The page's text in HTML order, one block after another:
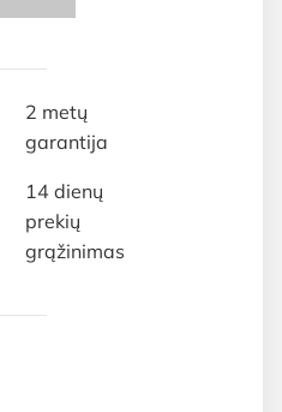
2 metų
garantija
14 dienų
prekių
grąžinimas